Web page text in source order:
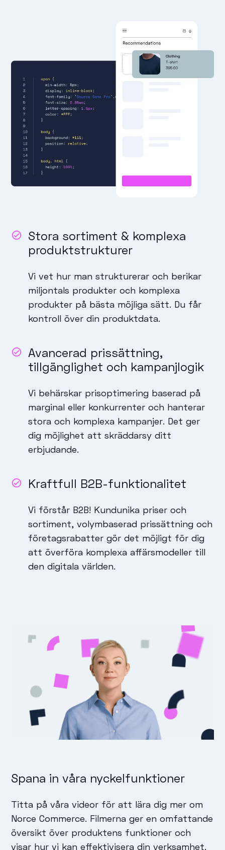
Stora sortiment & komplexa
produktstrukturer
Vi vet hur man strukturerar och berikar
miljontals produkter och komplexa
produkter på bästa möjliga sätt. Du får
kontroll över din produktdata.
Avancerad prissättning,
tillgänglighet och kampanjlogik
Vi behärskar prisoptimering baserad på
marginal eller konkurrenter och hanterar
stora och komplexa kampanjer. Det ger
dig möjlighet att skräddarsy ditt
erbjudande.
Kraftfull B2B-funktionalitet
Vi förstår B2B! Kundunika priser och
sortiment, volymbaserad prissättning och
företagsrabatter gör det möjligt för dig
att överföra komplexa affärsmodeller till
den digitala världen.
Spana in våra nyckelfunktioner
Titta på våra videor för att lära dig mer om
Norce Commerce. Filmerna ger en omfattande
översikt över produktens funktioner och
visar hur vi kan effektivisera din verksamhet.